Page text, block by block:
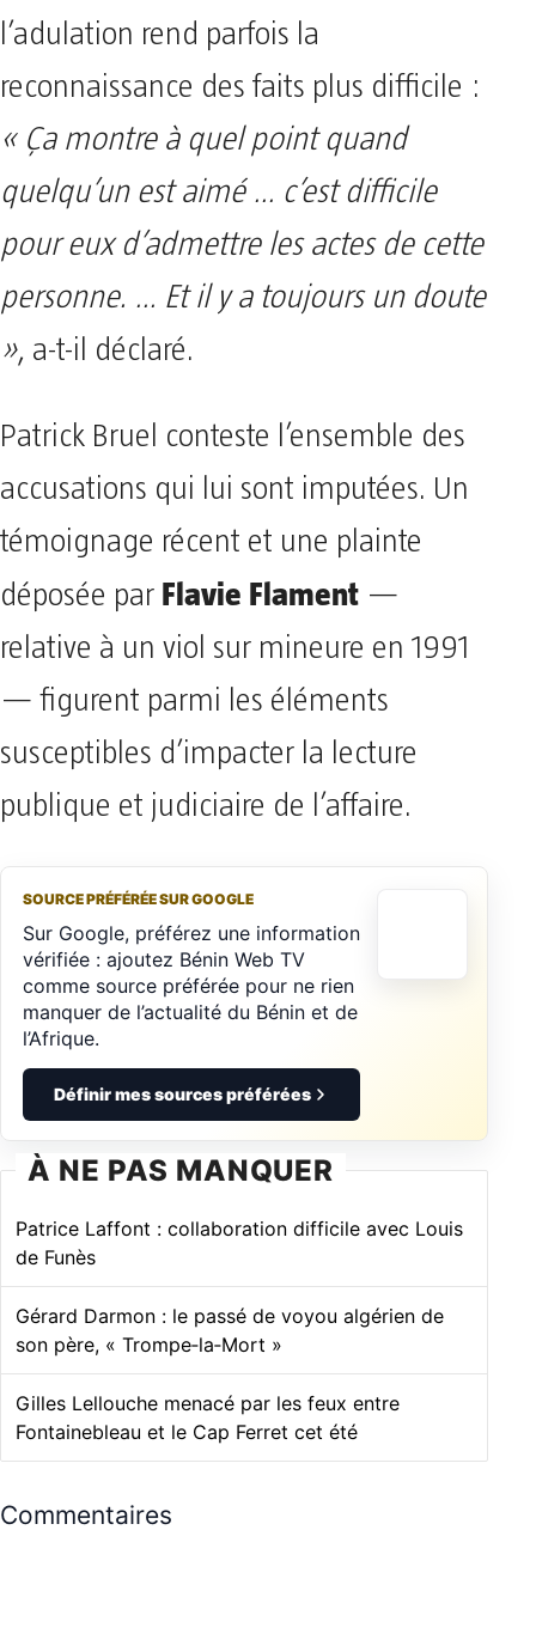
l’adulation rend parfois la
reconnaissance des faits plus difficile :
« Ça montre à quel point quand
quelqu’un est aimé … c’est difficile
pour eux d’admettre les actes de cette
personne. … Et il y a toujours un doute
», a-t-il déclaré.
Patrick Bruel conteste l’ensemble des
accusations qui lui sont imputées. Un
témoignage récent et une plainte
déposée par Flavie Flament —
relative à un viol sur mineure en 1991
— figurent parmi les éléments
susceptibles d’impacter la lecture
publique et judiciaire de l’affaire.
SOURCE PRÉFÉRÉE SUR GOOGLE
Sur Google, préférez une information
vérifiée : ajoutez Bénin Web TV
comme source préférée pour ne rien
manquer de l’actualité du Bénin et de
l’Afrique.
Définir mes sources préférées
À NE PAS MANQUER
Patrice Laffont : collaboration difficile avec Louis
de Funès
Gérard Darmon : le passé de voyou algérien de
son père, « Trompe‑la‑Mort »
Gilles Lellouche menacé par les feux entre
Fontainebleau et le Cap Ferret cet été
Commentaires